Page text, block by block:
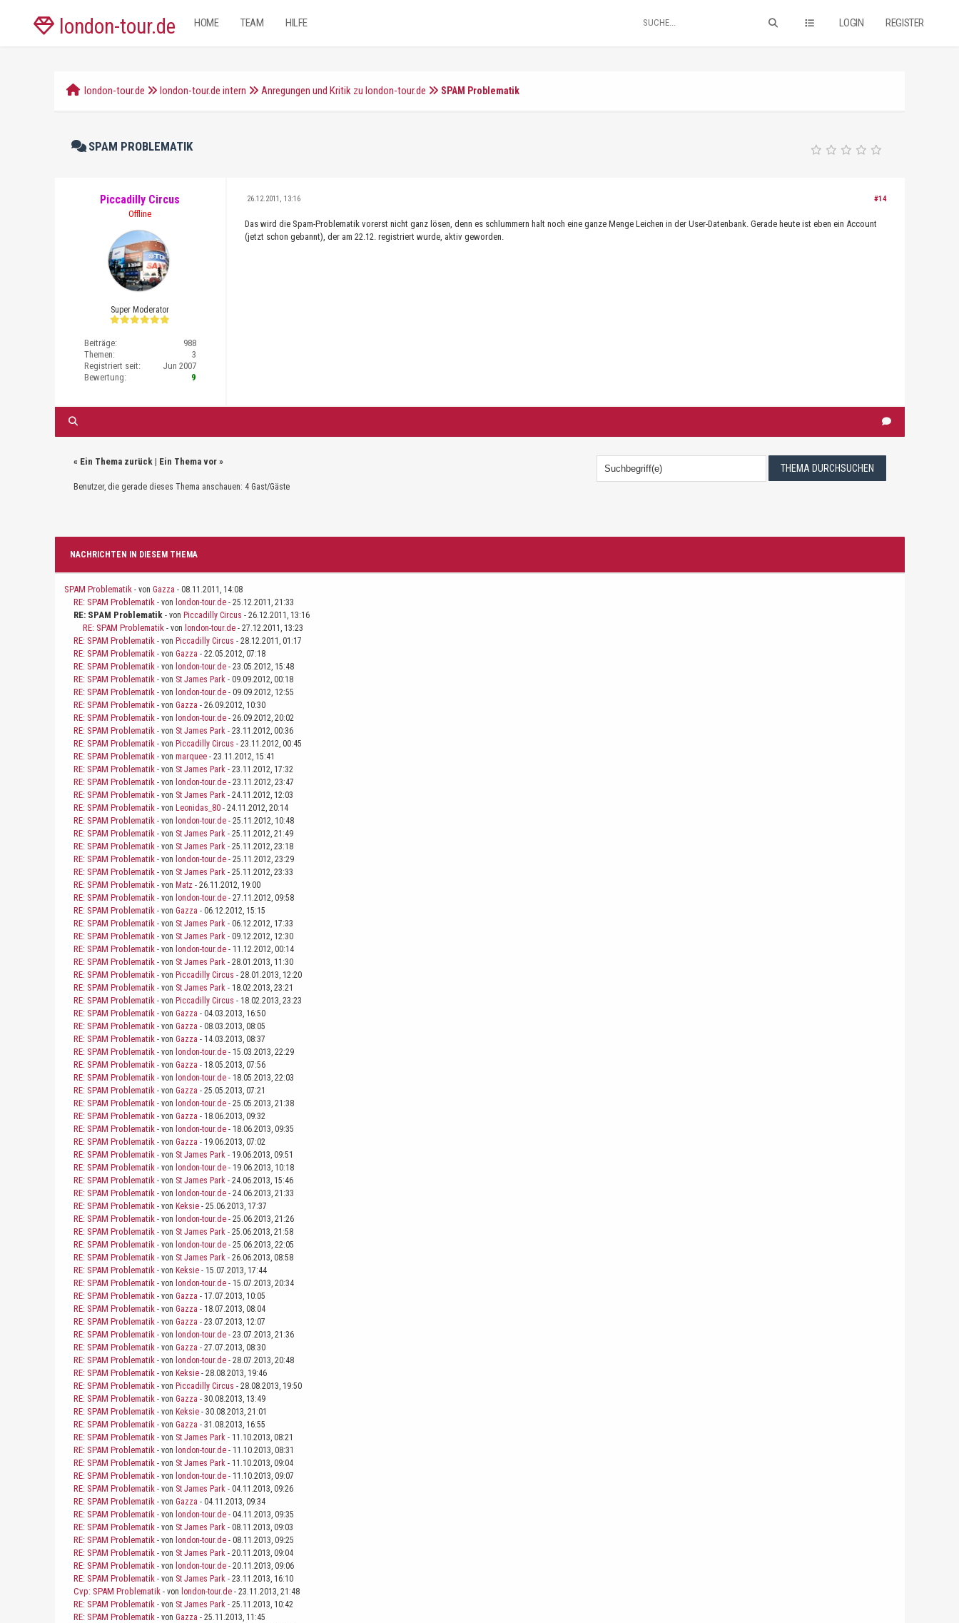
london-tour.de LOGIN REGISTER
HOME TEAM HILFE
london-tour.de london-tour.de intern Anregungen und Kritik zu london-tour.de SPAM Problematik
SPAM PROBLEMATIK
Piccadilly Circus
Offline
Super Moderator
Beiträge:
988
Themen:
3
Registriert seit:
Jun 2007
Bewertung:
9
#14
26.12.2011, 13:16
Das wird die Spam-Problematik vorerst nicht ganz lösen, denn es schlummern halt noch eine ganze Menge Leichen in der User-Datenbank. Gerade heute ist eben ein Account
(jetzt schon gebannt), der am 22.12. registriert wurde, aktiv geworden.
« Ein Thema zurück| Ein Thema vor»
Benutzer, die gerade dieses Thema anschauen: 4 Gast/Gäste
NACHRICHTEN IN DIESEM THEMA
SPAM Problematik - von Gazza - 08.11.2011, 14:08
RE: SPAM Problematik - von london-tour.de- 25.12.2011, 21:33
RE: SPAM Problematik - von Piccadilly Circus - 26.12.2011, 13:16
RE: SPAM Problematik - von london-tour.de- 27.12.2011, 13:23
RE: SPAM Problematik - von Piccadilly Circus - 28.12.2011, 01:17
RE: SPAM Problematik - von Gazza - 22.05.2012, 07:18
RE: SPAM Problematik - von london-tour.de- 23.05.2012, 15:48
RE: SPAM Problematik - von St James Park- 09.09.2012, 00:18
RE: SPAM Problematik - von london-tour.de- 09.09.2012, 12:55
RE: SPAM Problematik - von Gazza - 26.09.2012, 10:30
RE: SPAM Problematik - von london-tour.de- 26.09.2012, 20:02
RE: SPAM Problematik - von St James Park- 23.11.2012, 00:36
RE: SPAM Problematik - von Piccadilly Circus - 23.11.2012, 00:45
RE: SPAM Problematik - von marquee- 23.11.2012, 15:41
RE: SPAM Problematik - von St James Park- 23.11.2012, 17:32
RE: SPAM Problematik - von london-tour.de- 23.11.2012, 23:47
RE: SPAM Problematik - von St James Park- 24.11.2012, 12:03
RE: SPAM Problematik - von Leonidas_80- 24.11.2012, 20:14
RE: SPAM Problematik - von london-tour.de- 25.11.2012, 10:48
RE: SPAM Problematik - von St James Park- 25.11.2012, 21:49
RE: SPAM Problematik - von St James Park- 25.11.2012, 23:18
RE: SPAM Problematik - von london-tour.de- 25.11.2012, 23:29
RE: SPAM Problematik - von St James Park- 25.11.2012, 23:33
RE: SPAM Problematik - von Matz- 26.11.2012, 19:00
RE: SPAM Problematik - von london-tour.de- 27.11.2012, 09:58
RE: SPAM Problematik - von Gazza - 06.12.2012, 15:15
RE: SPAM Problematik - von St James Park- 06.12.2012, 17:33
RE: SPAM Problematik - von St James Park- 09.12.2012, 12:30
RE: SPAM Problematik - von london-tour.de- 11.12.2012, 00:14
RE: SPAM Problematik - von St James Park- 28.01.2013, 11:30
RE: SPAM Problematik - von Piccadilly Circus - 28.01.2013, 12:20
RE: SPAM Problematik - von St James Park- 18.02.2013, 23:21
RE: SPAM Problematik - von Piccadilly Circus - 18.02.2013, 23:23
RE: SPAM Problematik - von Gazza - 04.03.2013, 16:50
RE: SPAM Problematik - von Gazza - 08.03.2013, 08:05
RE: SPAM Problematik - von Gazza - 14.03.2013, 08:37
RE: SPAM Problematik - von london-tour.de- 15.03.2013, 22:29
RE: SPAM Problematik - von Gazza - 18.05.2013, 07:56
RE: SPAM Problematik - von london-tour.de- 18.05.2013, 22:03
RE: SPAM Problematik - von Gazza - 25.05.2013, 07:21
RE: SPAM Problematik - von london-tour.de- 25.05.2013, 21:38
RE: SPAM Problematik - von Gazza - 18.06.2013, 09:32
RE: SPAM Problematik - von london-tour.de- 18.06.2013, 09:35
RE: SPAM Problematik - von Gazza - 19.06.2013, 07:02
RE: SPAM Problematik - von St James Park- 19.06.2013, 09:51
RE: SPAM Problematik - von london-tour.de- 19.06.2013, 10:18
RE: SPAM Problematik - von St James Park- 24.06.2013, 15:46
RE: SPAM Problematik - von london-tour.de- 24.06.2013, 21:33
RE: SPAM Problematik - von Keksie- 25.06.2013, 17:37
RE: SPAM Problematik - von london-tour.de- 25.06.2013, 21:26
RE: SPAM Problematik - von St James Park- 25.06.2013, 21:58
RE: SPAM Problematik - von london-tour.de- 25.06.2013, 22:05
RE: SPAM Problematik - von St James Park- 26.06.2013, 08:58
RE: SPAM Problematik - von Keksie- 15.07.2013, 17:44
RE: SPAM Problematik - von london-tour.de- 15.07.2013, 20:34
RE: SPAM Problematik - von Gazza - 17.07.2013, 10:05
RE: SPAM Problematik - von Gazza - 18.07.2013, 08:04
RE: SPAM Problematik - von Gazza - 23.07.2013, 12:07
RE: SPAM Problematik - von london-tour.de- 23.07.2013, 21:36
RE: SPAM Problematik - von Gazza - 27.07.2013, 08:30
RE: SPAM Problematik - von london-tour.de- 28.07.2013, 20:48
RE: SPAM Problematik - von Keksie- 28.08.2013, 19:46
RE: SPAM Problematik - von Piccadilly Circus - 28.08.2013, 19:50
RE: SPAM Problematik - von Gazza - 30.08.2013, 13:49
RE: SPAM Problematik - von Keksie- 30.08.2013, 21:01
RE: SPAM Problematik - von Gazza - 31.08.2013, 16:55
RE: SPAM Problematik - von St James Park- 11.10.2013, 08:21
RE: SPAM Problematik - von london-tour.de- 11.10.2013, 08:31
RE: SPAM Problematik - von St James Park- 11.10.2013, 09:04
RE: SPAM Problematik - von london-tour.de- 11.10.2013, 09:07
RE: SPAM Problematik - von St James Park- 04.11.2013, 09:26
RE: SPAM Problematik - von Gazza - 04.11.2013, 09:34
RE: SPAM Problematik - von london-tour.de- 04.11.2013, 09:35
RE: SPAM Problematik - von St James Park- 08.11.2013, 09:03
RE: SPAM Problematik - von london-tour.de- 08.11.2013, 09:25
RE: SPAM Problematik - von St James Park- 20.11.2013, 09:04
RE: SPAM Problematik - von london-tour.de- 20.11.2013, 09:06
RE: SPAM Problematik - von St James Park- 23.11.2013, 16:10
Cvp: SPAM Problematik - von london-tour.de- 23.11.2013, 21:48
RE: SPAM Problematik - von St James Park- 25.11.2013, 10:42
RE: SPAM Problematik - von Gazza - 25.11.2013, 11:45